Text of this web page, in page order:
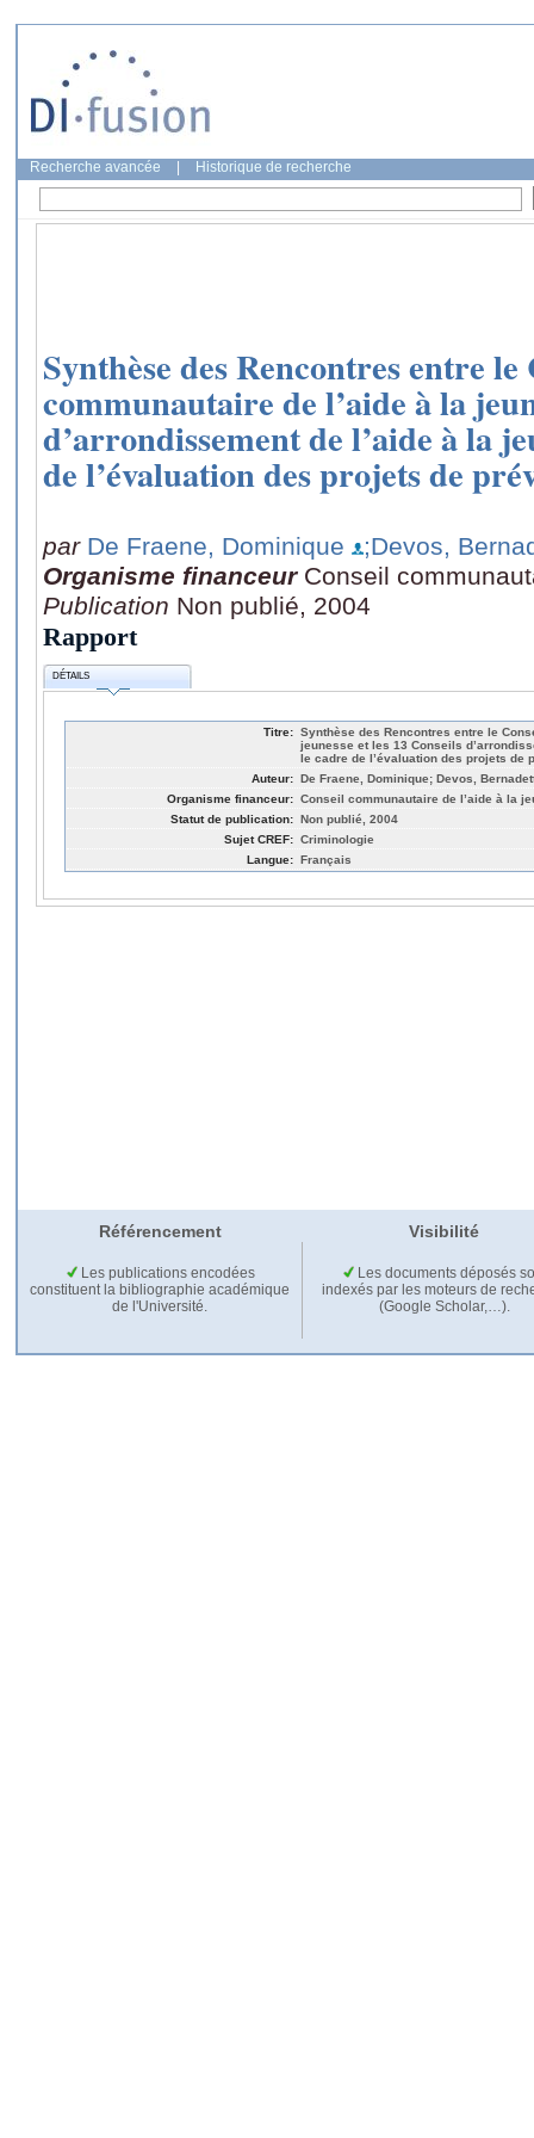
Recherche avancée Historique de recherche
Synthèse des Rencontres entre le
communautaire de l’aide à la
d’arrondissement de l’aide à la
de l’évaluation des projets de
par De Fraene, Dominique
;Devos,
Organisme financeur Conseil
Publication Non publié, 2004
Rapport
DÉTAILS
Titre: Synthèse des Rencontres entre le
jeunesse et les 13 Conseils
le cadre de l’évaluation des projets de
Auteur: De Fraene, Dominique; Devos,
Organisme financeur: Conseil communautaire de l’aide à la
Statut de publication: Non publié, 2004
Sujet CREF: Criminologie
Langue: Français
Référencement Visibilité
Les publications encodées
constituent la bibliographie académique
de l'Université.
Les documents déposés
indexés par les moteurs de
(Google Scholar,…).